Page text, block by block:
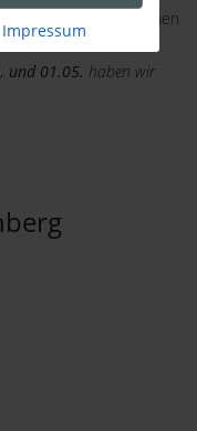
wenn diese auf einen
und 01.05. haben wir
Impressum